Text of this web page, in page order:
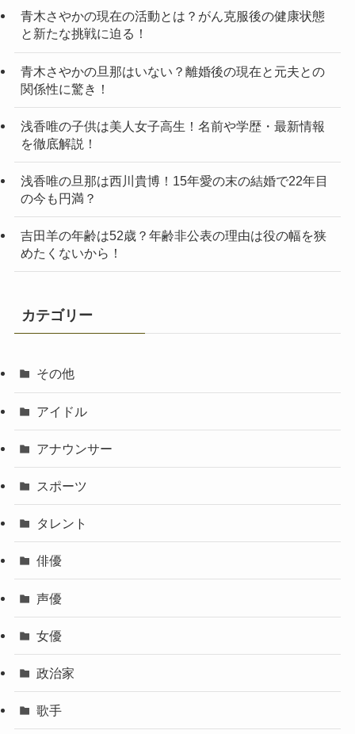
青木さやかの現在の活動とは？がん克服後の健康状態
と新たな挑戦に迫る！
青木さやかの旦那はいない？離婚後の現在と元夫との
関係性に驚き！
浅香唯の子供は美人女子高生！名前や学歴・最新情報
を徹底解説！
浅香唯の旦那は西川貴博！15年愛の末の結婚で22年目
の今も円満？
吉田羊の年齢は52歳？年齢非公表の理由は役の幅を狭
めたくないから！
カテゴリー
その他
アイドル
アナウンサー
スポーツ
タレント
俳優
声優
女優
政治家
歌手